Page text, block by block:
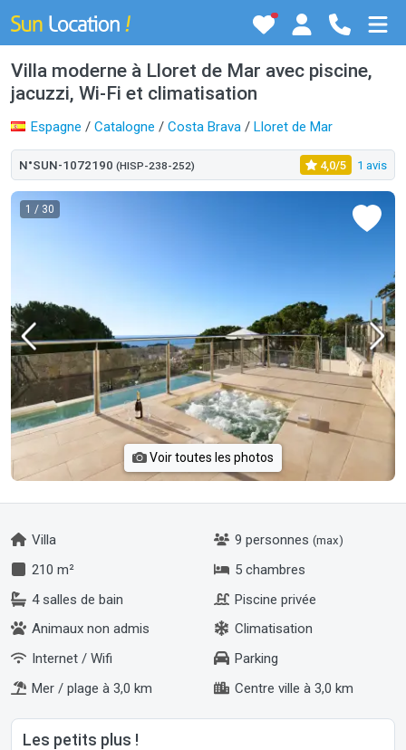
Villa moderne à Lloret de Mar avec piscine,
jacuzzi, Wi-Fi et climatisation
Espagne / Catalogne / Costa Brava / Lloret de Mar
N°SUN-1072190 (HISP-238-252) 4,0/5 1 avis
1 / 30
Voir toutes les photos
Villa 9 personnes (max)
210 m²
5 chambres
4 salles de bain
Piscine privée
Animaux non admis
Climatisation
Internet / Wifi
Parking
Mer / plage à 3,0 km
Centre ville à 3,0 km
Les petits plus !